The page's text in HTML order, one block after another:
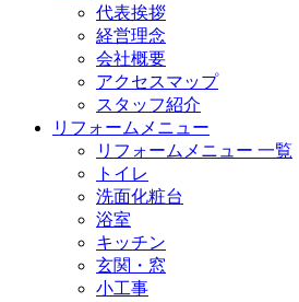
代表挨拶
経営理念
会社概要
アクセスマップ
スタッフ紹介
リフォームメニュー
リフォームメニュー 一覧
トイレ
洗面化粧台
浴室
キッチン
玄関・窓
小工事